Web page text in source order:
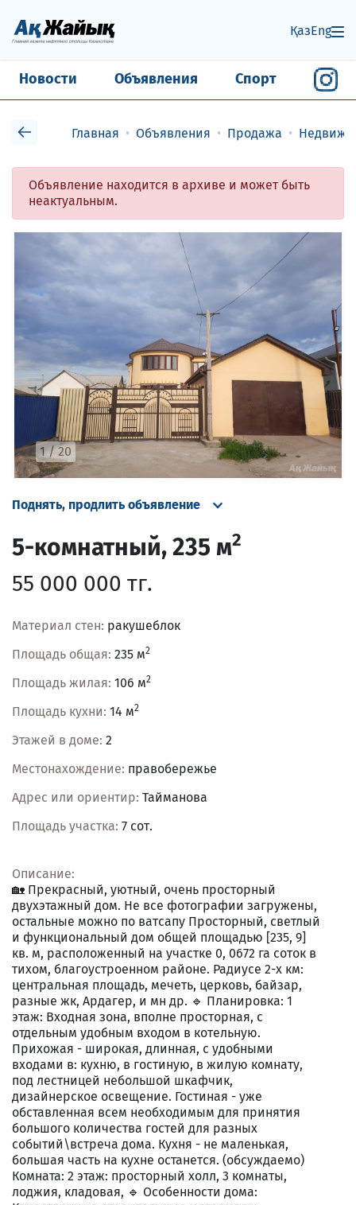
ҚазEng
Новости Объявления Спорт
Главная Объявления Продажа
Объявление находится в архиве и может быть
неактуальным.
1/20
5-комнатный,235 м2
55 000 000 тг.
Поднять, продлить объявление
Материал стен: ракушеблок
Площадь общая: 235 м2
Площадь жилая: 106 м2
Площадь кухни: 14 м2
Этажей в доме: 2
Местонахождение: правобережье
Адрес или ориентир: Тайманова
Площадь участка: 7 сот.
Описание:
🏡 Прекрасный, уютный, очень просторный
двухэтажный дом. Не все фотографии загружены,
остальные можно по ватсапу Просторный, светлый
и функциональный дом общей площадью [235, 9]
кв. м, расположенный на участке 0, 0672 га соток в
тихом, благоустроенном районе. Радиусе 2-х км:
центральная площадь, мечеть, церковь, байзар,
разные жк, Ардагер, и мн др. 🔹 Планировка: 1
этаж: Входная зона, вполне просторная, с
отдельным удобным входом в котельную.
Прихожая - широкая, длинная, с удобными
входами в: кухню, в гостиную, в жилую комнату,
под лестницей небольшой шкафчик,
дизайнерское освещение. Гостиная - уже
обставленная всем необходимым для принятия
большого количества гостей для разных
событий\встреча дома. Кухня - не маленькая,
большая часть на кухне останется. (обсуждаемо)
Комната: 2 этаж: просторный холл, 3 комнаты,
лоджия, кладовая, 🔹 Особенности дома: